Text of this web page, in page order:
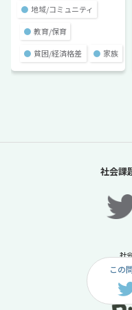
● 地域/コミュニティ
● 教育/保育
● 貧困/経済格差 ● 家族
この
社会課
社